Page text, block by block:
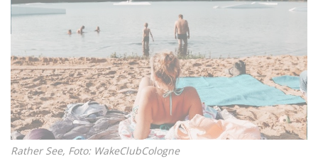
Rather See, Foto: WakeClubCologne